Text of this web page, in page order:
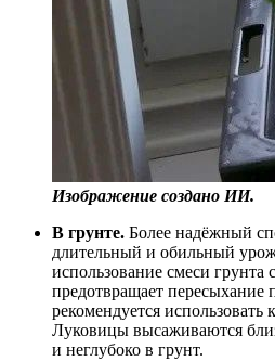
Изображение создано ИИ.
В грунте. Более надёжный
длительный и обильный
использование смеси грунта
предотвращает пересыхание
рекомендуется использовать
Луковицы высаживаются
и неглубоко в грунт.